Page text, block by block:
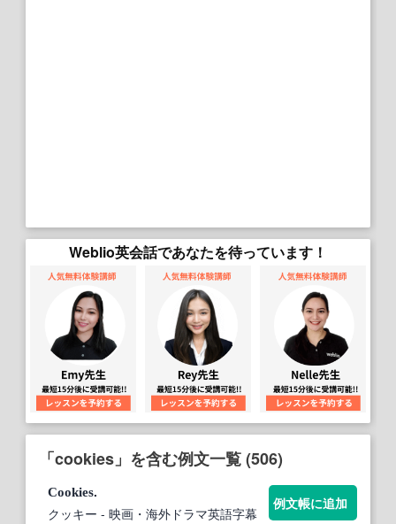
Weblio英会話であなたを待っています！
「cookies」を含む例文一覧 (506)
Cookies.
クッキー - 映画・海外ドラマ英語字幕
例文帳に追加